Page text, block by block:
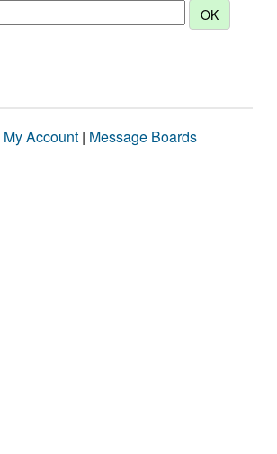
My Account | Message Boards